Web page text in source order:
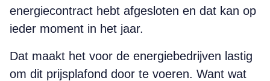
energiecontract hebt afgesloten en dat kan op
ieder moment in het jaar.
Dat maakt het voor de energiebedrijven lastig
om dit prijsplafond door te voeren. Want wat